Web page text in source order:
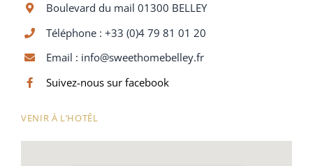
Boulevard du mail 01300 BELLEY
Téléphone : +33 (0)4 79 81 01 20
Email : info@sweethomebelley.fr
Suivez-nous sur facebook
VENIR À L’HOTÊL